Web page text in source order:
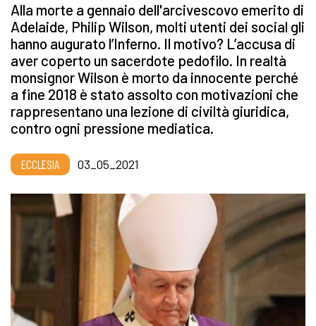
Alla morte a gennaio dell'arcivescovo emerito di
Adelaide, Philip Wilson, molti utenti dei social gli
hanno augurato l’Inferno. Il motivo? L’accusa di
aver coperto un sacerdote pedofilo. In realtà
monsignor Wilson è morto da innocente perché
a fine 2018 è stato assolto con motivazioni che
rappresentano una lezione di civiltà giuridica,
contro ogni pressione mediatica.
ECCLESIA 03_05_2021